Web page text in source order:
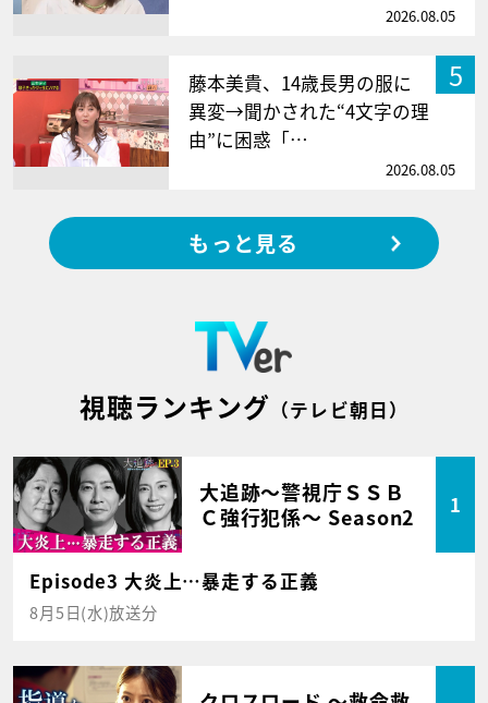
2026.08.05
5
藤本美貴、14歳長男の服に
異変→聞かされた“4文字の理
由”に困惑「…
2026.08.05
もっと見る
視聴ランキング （テレビ朝日）
大追跡～警視庁ＳＳＢ
Ｃ強行犯係～ Season2
1
Episode3 大炎上…暴走する正義
8月5日(水)放送分